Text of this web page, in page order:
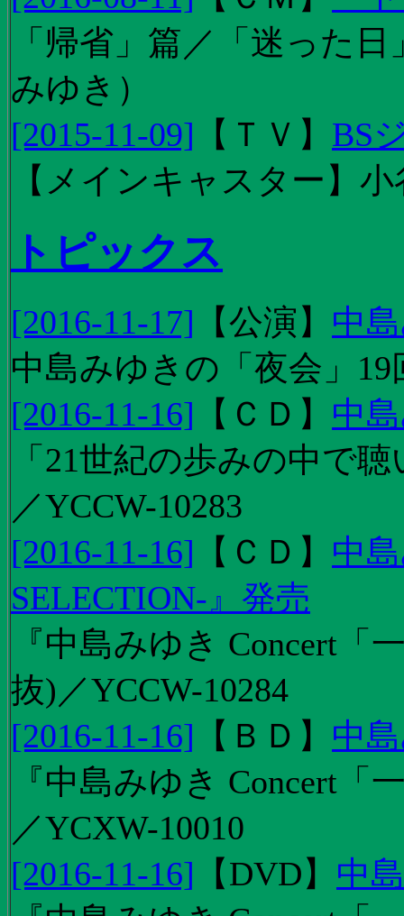
「帰省」篇／「迷った
みゆき）
[2015-11-09] 【 ＴＶ 】 BS
【メインキャスター】
トピックス
[2016-11-17] 【公演 】 中
中島みゆきの「夜会」
[2016-11-16] 【 ＣＤ 】 中
「21世紀の歩みの中で
／YCCW-10283
[2016-11-16] 【 ＣＤ 】 中
SELECTION-』発売
『中島みゆき Concert
抜)／YCCW-10284
[2016-11-16] 【 ＢＤ 】 中
『中島みゆき Concert
／YCXW-10010
[2016-11-16] 【DVD】 中